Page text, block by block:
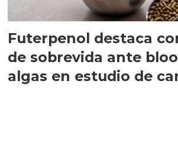
Futerpenol destaca
de sobrevida ante
algas en estudio de